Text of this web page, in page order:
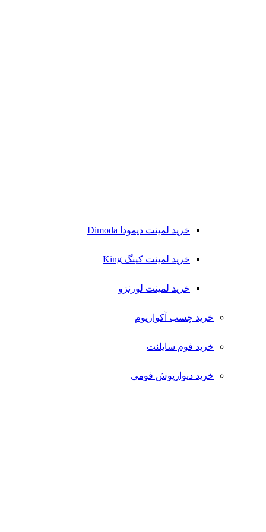
خرید لمینت دیمودا Dimoda
خرید لمینت کینگ King
خرید لمینت لورنزو
خرید چسب آکواریوم
خرید فوم سایلنت
خرید دیوارپوش فومی